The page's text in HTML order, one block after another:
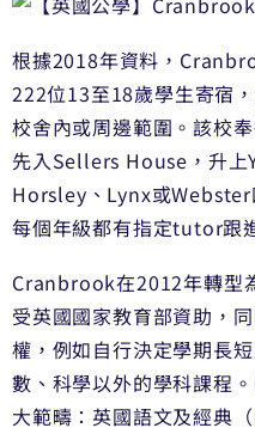
根據2018年資料，
222位13至18歲學生寄宿
校舍內或周邊範圍。該校
先入Sellers House，升上
Horsley、Lynx或Webster
每個年級都有指定tutor跟
Cranbrook在2012年轉型
受英國國家教育部資助，
權，例如自行決定學期長
數、科學以外的學科課程
大範疇：英國語文及經典